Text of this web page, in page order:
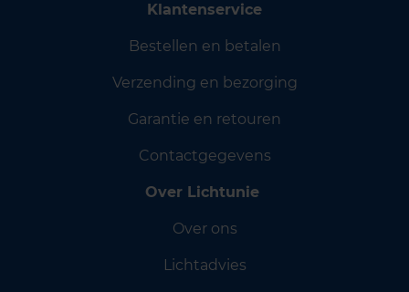
Klantenservice
Bestellen en betalen
Verzending en bezorging
Garantie en retouren
Contactgegevens
Over Lichtunie
Over ons
Lichtadvies